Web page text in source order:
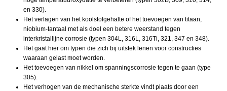
en 330).
Het verlagen van het koolstofgehalte of het toevoegen van titaan,
niobium-tantaal met als doel een betere weerstand tegen
interkristallijne corrosie (typen 304L, 316L, 316Ti, 321, 347 en 348).
Het gaat hier om typen die zich bij uitstek lenen voor constructies
waaraan gelast moet worden.
Het toevoegen van nikkel om spanningscorrosie tegen te gaan (type
305).
Het verhogen van de mechanische sterkte vindt plaats door een